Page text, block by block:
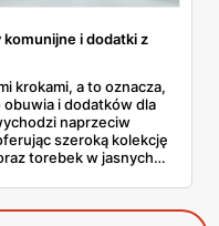
komunijne i dodatki z
krokami, a to oznacza,
i dodatków dla
naprzeciw
szeroką kolekcję
torebek w jasnych,